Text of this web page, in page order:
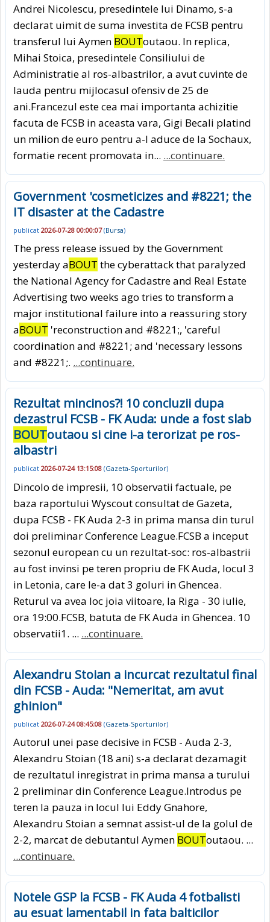
Andrei Nicolescu, presedintele lui Dinamo, s-a
declarat uimit de suma investita de FCSB pentru
transferul lui Aymen BOUToutaou. In replica,
Mihai Stoica, presedintele Consiliului de
Administratie al ros-albastrilor, a avut cuvinte de
lauda pentru mijlocasul ofensiv de 25 de
ani.Francezul este cea mai importanta achizitie
facuta de FCSB in aceasta vara, Gigi Becali platind
un milion de euro pentru a-l aduce de la Sochaux,
formatie recent promovata in... ...continuare.
Government 'cosmeticizes and #8221; the
IT disaster at the Cadastre
publicat 2026-07-28 00:00:07(Bursa)
The press release issued by the Government
yesterday aBOUT the cyberattack that paralyzed
the National Agency for Cadastre and Real Estate
Advertising two weeks ago tries to transform a
major institutional failure into a reassuring story
aBOUT 'reconstruction and #8221;, 'careful
coordination and #8221; and 'necessary lessons
and #8221;. ...continuare.
Rezultat mincinos?! 10 concluzii dupa
dezastrul FCSB - FK Auda: unde a fost slab
BOUToutaou si cine i-a terorizat pe ros-
albastri
publicat 2026-07-24 13:15:08 (Gazeta-Sporturilor)
Dincolo de impresii, 10 observatii factuale, pe
baza raportului Wyscout consultat de Gazeta,
dupa FCSB - FK Auda 2-3 in prima mansa din turul
doi preliminar Conference League.FCSB a inceput
sezonul european cu un rezultat-soc: ros-albastrii
au fost invinsi pe teren propriu de FK Auda, locul 3
in Letonia, care le-a dat 3 goluri in Ghencea.
Returul va avea loc joia viitoare, la Riga - 30 iulie,
ora 19:00.FCSB, batuta de FK Auda in Ghencea. 10
observatii1. ... ...continuare.
Alexandru Stoian a incurcat rezultatul final
din FCSB - Auda: "Nemeritat, am avut
ghinion"
publicat 2026-07-24 08:45:08 (Gazeta-Sporturilor)
Autorul unei pase decisive in FCSB - Auda 2-3,
Alexandru Stoian (18 ani) s-a declarat dezamagit
de rezultatul inregistrat in prima mansa a turului
2 preliminar din Conference League.Introdus pe
teren la pauza in locul lui Eddy Gnahore,
Alexandru Stoian a semnat assist-ul de la golul de
2-2, marcat de debutantul Aymen BOUToutaou. ...
...continuare.
Notele GSP la FCSB - FK Auda 4 fotbalisti
au esuat lamentabil in fata balticilor